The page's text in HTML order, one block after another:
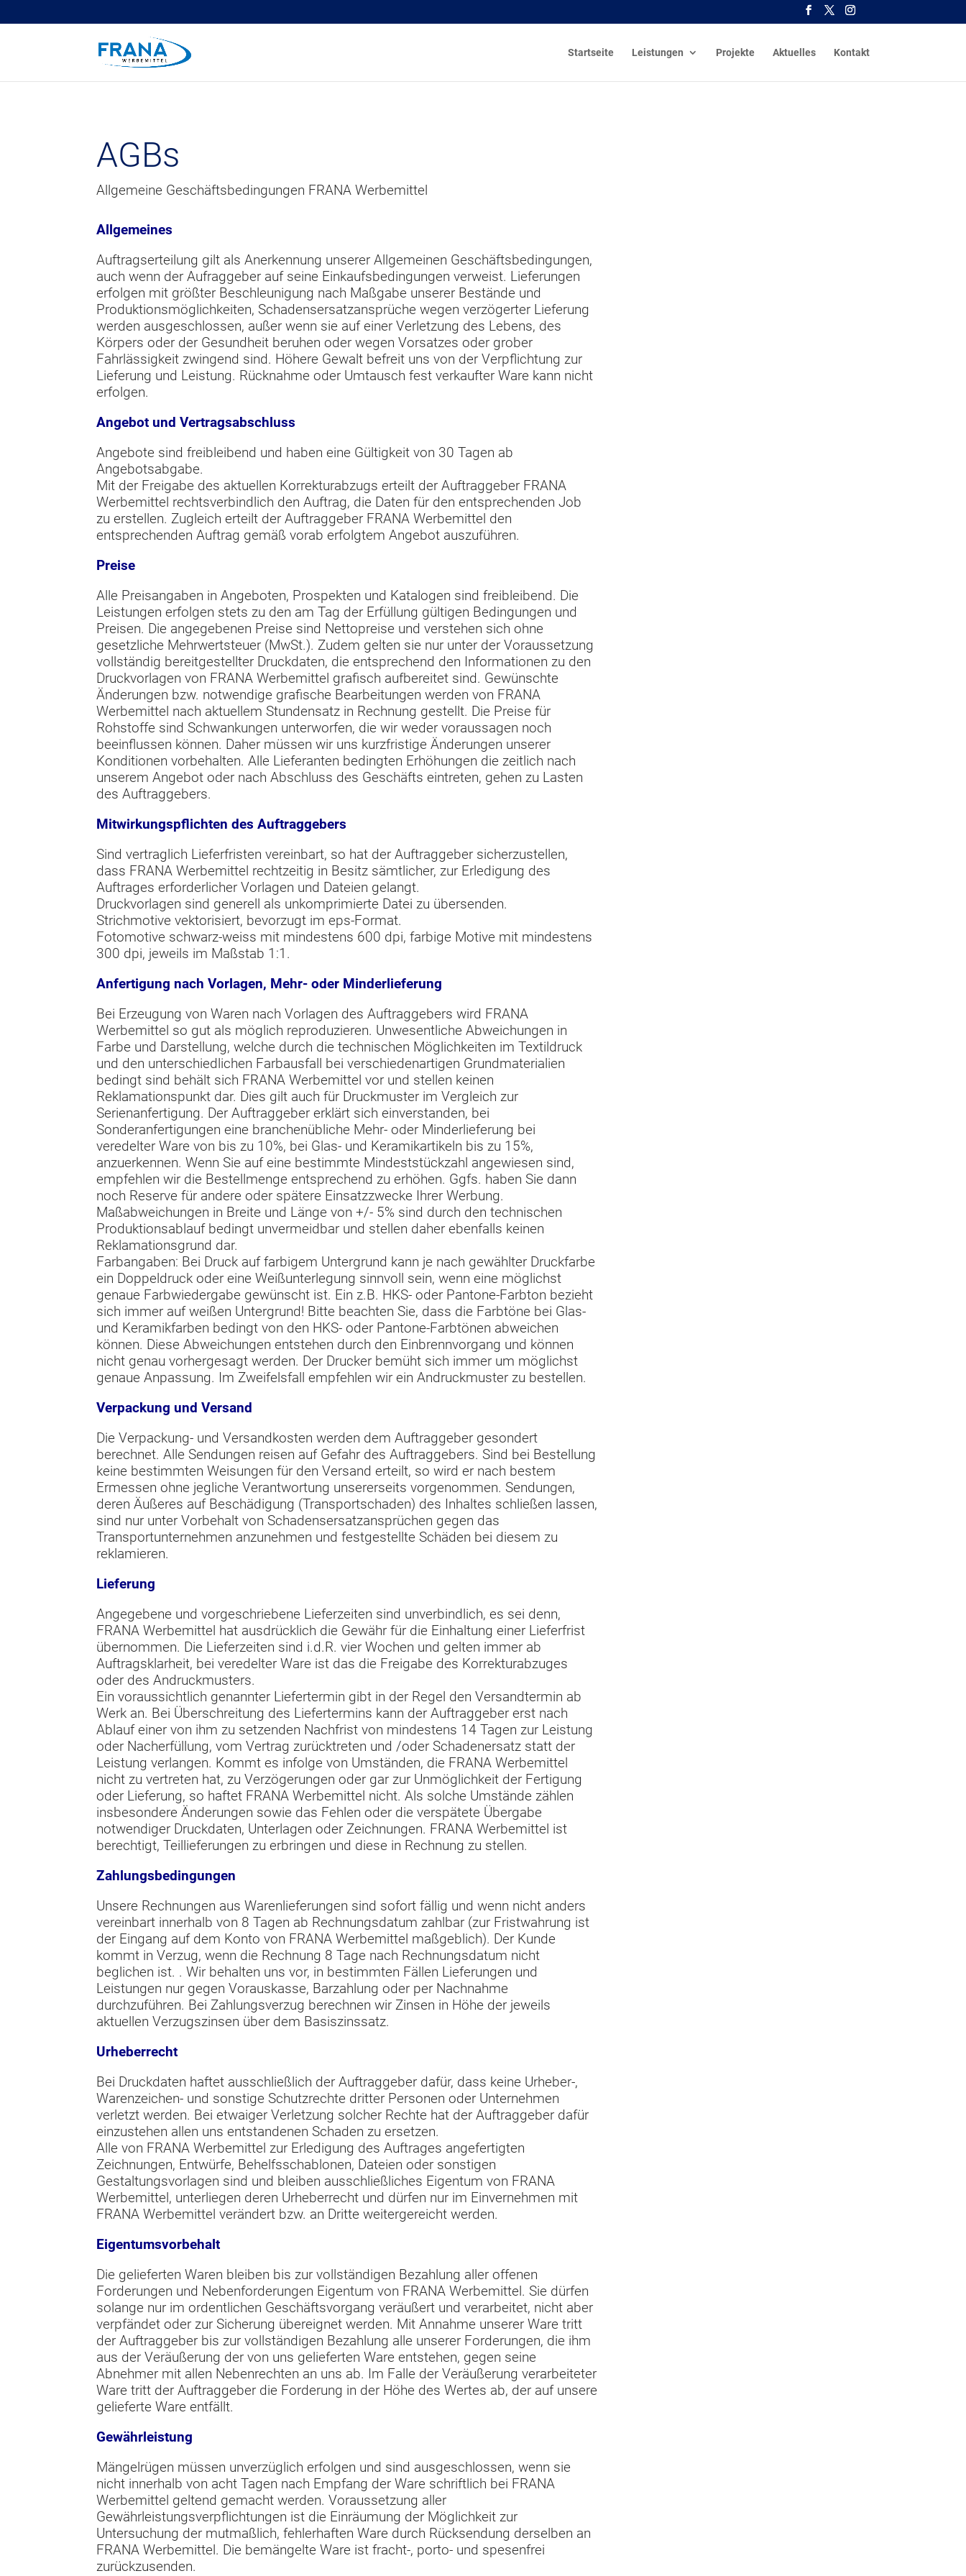
Startseite Leistungen Projekte Aktuelles Kontakt
AGBs
Allgemeine Geschäftsbedingungen FRANA Werbemittel
Allgemeines
Auftragserteilung gilt als Anerkennung unserer Allgemeinen Geschäftsbedingungen,
auch wenn der Aufraggeber auf seine Einkaufsbedingungen verweist. Lieferungen
erfolgen mit größter Beschleunigung nach Maßgabe unserer Bestände und
Produktionsmöglichkeiten, Schadensersatzansprüche wegen verzögerter Lieferung
werden ausgeschlossen, außer wenn sie auf einer Verletzung des Lebens, des
Körpers oder der Gesundheit beruhen oder wegen Vorsatzes oder grober
Fahrlässigkeit zwingend sind. Höhere Gewalt befreit uns von der Verpflichtung zur
Lieferung und Leistung. Rücknahme oder Umtausch fest verkaufter Ware kann nicht
erfolgen.
Angebot und Vertragsabschluss
Angebote sind freibleibend und haben eine Gültigkeit von 30 Tagen ab
Angebotsabgabe.
Mit der Freigabe des aktuellen Korrekturabzugs erteilt der Auftraggeber FRANA
Werbemittel rechtsverbindlich den Auftrag, die Daten für den entsprechenden Job
zu erstellen. Zugleich erteilt der Auftraggeber FRANA Werbemittel den
entsprechenden Auftrag gemäß vorab erfolgtem Angebot auszuführen.
Preise
Alle Preisangaben in Angeboten, Prospekten und Katalogen sind freibleibend. Die
Leistungen erfolgen stets zu den am Tag der Erfüllung gültigen Bedingungen und
Preisen. Die angegebenen Preise sind Nettopreise und verstehen sich ohne
gesetzliche Mehrwertsteuer (MwSt.). Zudem gelten sie nur unter der Voraussetzung
vollständig bereitgestellter Druckdaten, die entsprechend den Informationen zu den
Druckvorlagen von FRANA Werbemittel grafisch aufbereitet sind. Gewünschte
Änderungen bzw. notwendige grafische Bearbeitungen werden von FRANA
Werbemittel nach aktuellem Stundensatz in Rechnung gestellt. Die Preise für
Rohstoffe sind Schwankungen unterworfen, die wir weder voraussagen noch
beeinflussen können. Daher müssen wir uns kurzfristige Änderungen unserer
Konditionen vorbehalten. Alle Lieferanten bedingten Erhöhungen die zeitlich nach
unserem Angebot oder nach Abschluss des Geschäfts eintreten, gehen zu Lasten
des Auftraggebers.
Mitwirkungspflichten des Auftraggebers
Sind vertraglich Lieferfristen vereinbart, so hat der Auftraggeber sicherzustellen,
dass FRANA Werbemittel rechtzeitig in Besitz sämtlicher, zur Erledigung des
Auftrages erforderlicher Vorlagen und Dateien gelangt.
Druckvorlagen sind generell als unkomprimierte Datei zu übersenden.
Strichmotive vektorisiert, bevorzugt im eps-Format.
Fotomotive schwarz-weiss mit mindestens 600 dpi, farbige Motive mit mindestens
300 dpi, jeweils im Maßstab 1:1.
Anfertigung nach Vorlagen, Mehr- oder Minderlieferung
Bei Erzeugung von Waren nach Vorlagen des Auftraggebers wird FRANA
Werbemittel so gut als möglich reproduzieren. Unwesentliche Abweichungen in
Farbe und Darstellung, welche durch die technischen Möglichkeiten im Textildruck
und den unterschiedlichen Farbausfall bei verschiedenartigen Grundmaterialien
bedingt sind behält sich FRANA Werbemittel vor und stellen keinen
Reklamationspunkt dar. Dies gilt auch für Druckmuster im Vergleich zur
Serienanfertigung. Der Auftraggeber erklärt sich einverstanden, bei
Sonderanfertigungen eine branchenübliche Mehr- oder Minderlieferung bei
veredelter Ware von bis zu 10%, bei Glas- und Keramikartikeln bis zu 15%,
anzuerkennen. Wenn Sie auf eine bestimmte Mindeststückzahl angewiesen sind,
empfehlen wir die Bestellmenge entsprechend zu erhöhen. Ggfs. haben Sie dann
noch Reserve für andere oder spätere Einsatzzwecke Ihrer Werbung.
Maßabweichungen in Breite und Länge von +/- 5% sind durch den technischen
Produktionsablauf bedingt unvermeidbar und stellen daher ebenfalls keinen
Reklamationsgrund dar.
Farbangaben: Bei Druck auf farbigem Untergrund kann je nach gewählter Druckfarbe
ein Doppeldruck oder eine Weißunterlegung sinnvoll sein, wenn eine möglichst
genaue Farbwiedergabe gewünscht ist. Ein z.B. HKS- oder Pantone-Farbton bezieht
sich immer auf weißen Untergrund! Bitte beachten Sie, dass die Farbtöne bei Glas-
und Keramikfarben bedingt von den HKS- oder Pantone-Farbtönen abweichen
können. Diese Abweichungen entstehen durch den Einbrennvorgang und können
nicht genau vorhergesagt werden. Der Drucker bemüht sich immer um möglichst
genaue Anpassung. Im Zweifelsfall empfehlen wir ein Andruckmuster zu bestellen.
Verpackung und Versand
Die Verpackung- und Versandkosten werden dem Auftraggeber gesondert
berechnet. Alle Sendungen reisen auf Gefahr des Auftraggebers. Sind bei Bestellung
keine bestimmten Weisungen für den Versand erteilt, so wird er nach bestem
Ermessen ohne jegliche Verantwortung unsererseits vorgenommen. Sendungen,
deren Äußeres auf Beschädigung (Transportschaden) des Inhaltes schließen lassen,
sind nur unter Vorbehalt von Schadensersatzansprüchen gegen das
Transportunternehmen anzunehmen und festgestellte Schäden bei diesem zu
reklamieren.
Lieferung
Angegebene und vorgeschriebene Lieferzeiten sind unverbindlich, es sei denn,
FRANA Werbemittel hat ausdrücklich die Gewähr für die Einhaltung einer Lieferfrist
übernommen. Die Lieferzeiten sind i.d.R. vier Wochen und gelten immer ab
Auftragsklarheit, bei veredelter Ware ist das die Freigabe des Korrekturabzuges
oder des Andruckmusters.
Ein voraussichtlich genannter Liefertermin gibt in der Regel den Versandtermin ab
Werk an. Bei Überschreitung des Liefertermins kann der Auftraggeber erst nach
Ablauf einer von ihm zu setzenden Nachfrist von mindestens 14 Tagen zur Leistung
oder Nacherfüllung, vom Vertrag zurücktreten und /oder Schadenersatz statt der
Leistung verlangen. Kommt es infolge von Umständen, die FRANA Werbemittel
nicht zu vertreten hat, zu Verzögerungen oder gar zur Unmöglichkeit der Fertigung
oder Lieferung, so haftet FRANA Werbemittel nicht. Als solche Umstände zählen
insbesondere Änderungen sowie das Fehlen oder die verspätete Übergabe
notwendiger Druckdaten, Unterlagen oder Zeichnungen. FRANA Werbemittel ist
berechtigt, Teillieferungen zu erbringen und diese in Rechnung zu stellen.
Zahlungsbedingungen
Unsere Rechnungen aus Warenlieferungen sind sofort fällig und wenn nicht anders
vereinbart innerhalb von 8 Tagen ab Rechnungsdatum zahlbar (zur Fristwahrung ist
der Eingang auf dem Konto von FRANA Werbemittel maßgeblich). Der Kunde
kommt in Verzug, wenn die Rechnung 8 Tage nach Rechnungsdatum nicht
beglichen ist. . Wir behalten uns vor, in bestimmten Fällen Lieferungen und
Leistungen nur gegen Vorauskasse, Barzahlung oder per Nachnahme
durchzuführen. Bei Zahlungsverzug berechnen wir Zinsen in Höhe der jeweils
aktuellen Verzugszinsen über dem Basiszinssatz.
Urheberrecht
Bei Druckdaten haftet ausschließlich der Auftraggeber dafür, dass keine Urheber-,
Warenzeichen- und sonstige Schutzrechte dritter Personen oder Unternehmen
verletzt werden. Bei etwaiger Verletzung solcher Rechte hat der Auftraggeber dafür
einzustehen allen uns entstandenen Schaden zu ersetzen.
Alle von FRANA Werbemittel zur Erledigung des Auftrages angefertigten
Zeichnungen, Entwürfe, Behelfsschablonen, Dateien oder sonstigen
Gestaltungsvorlagen sind und bleiben ausschließliches Eigentum von FRANA
Werbemittel, unterliegen deren Urheberrecht und dürfen nur im Einvernehmen mit
FRANA Werbemittel verändert bzw. an Dritte weitergereicht werden.
Eigentumsvorbehalt
Die gelieferten Waren bleiben bis zur vollständigen Bezahlung aller offenen
Forderungen und Nebenforderungen Eigentum von FRANA Werbemittel. Sie dürfen
solange nur im ordentlichen Geschäftsvorgang veräußert und verarbeitet, nicht aber
verpfändet oder zur Sicherung übereignet werden. Mit Annahme unserer Ware tritt
der Auftraggeber bis zur vollständigen Bezahlung alle unserer Forderungen, die ihm
aus der Veräußerung der von uns gelieferten Ware entstehen, gegen seine
Abnehmer mit allen Nebenrechten an uns ab. Im Falle der Veräußerung verarbeiteter
Ware tritt der Auftraggeber die Forderung in der Höhe des Wertes ab, der auf unsere
gelieferte Ware entfällt.
Gewährleistung
Mängelrügen müssen unverzüglich erfolgen und sind ausgeschlossen, wenn sie
nicht innerhalb von acht Tagen nach Empfang der Ware schriftlich bei FRANA
Werbemittel geltend gemacht werden. Voraussetzung aller
Gewährleistungsverpflichtungen ist die Einräumung der Möglichkeit zur
Untersuchung der mutmaßlich, fehlerhaften Ware durch Rücksendung derselben an
FRANA Werbemittel. Die bemängelte Ware ist fracht-, porto- und spesenfrei
zurückzusenden.